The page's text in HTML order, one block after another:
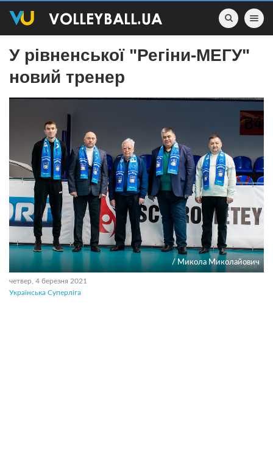
Toggle
У рівненської "Регіни-МЕГУ"
новий тренер
/ Микола Миколайович
четвер, 4 березня 2021
Українська Суперліга